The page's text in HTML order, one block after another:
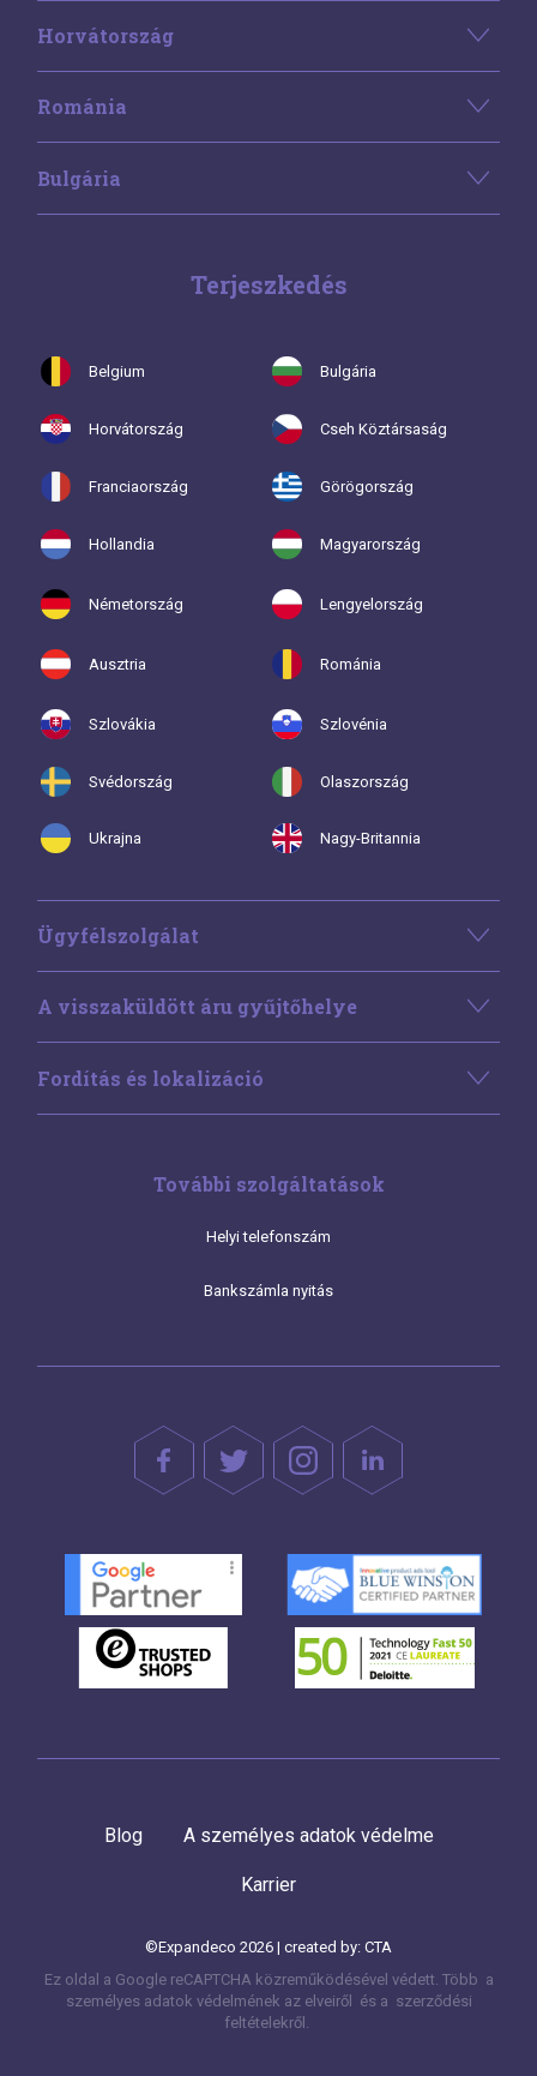
Horvátország
Románia
Bulgária
Terjeszkedés
Belgium Bulgária
Horvátország Cseh Köztársaság
Franciaország Görögország
Hollandia Magyarország
Németország Lengyelország
Ausztria Románia
Szlovákia Szlovénia
Svédország Olaszország
Ukrajna Nagy-Britannia
Ügyfélszolgálat
A visszaküldött áru gyűjtőhelye
Fordítás és lokalizáció
További szolgáltatások
Helyi telefonszám
Bankszámla nyitás
Blog A személyes adatok védelme
Karrier
©Expandeco 2026 | created by: CTA
Ez oldal a Google reCAPTCHA közreműködésével védett. Több a
személyes adatok védelmének az elveiről és a szerződési
feltételekről.